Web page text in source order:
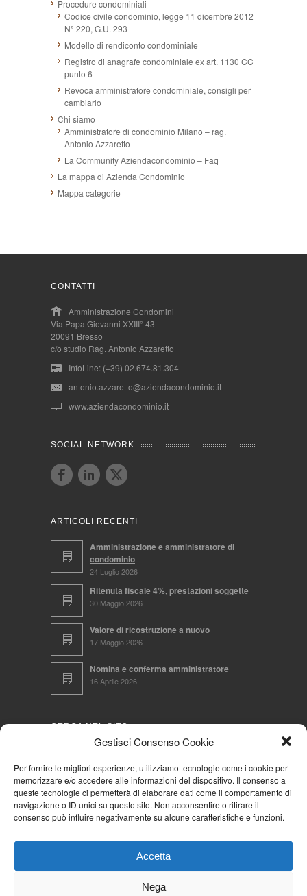
Gestisci Consenso Cookie
Per fornire le migliori esperienze, utilizziamo tecnologie come i cookie per
memorizzare e/o accedere alle informazioni del dispositivo. Il consenso a
queste tecnologie ci permetterà di elaborare dati come il comportamento di
navigazione o ID unici su questo sito. Non acconsentire o ritirare il
consenso può influire negativamente su alcune caratteristiche e funzioni.
Accetta
Nega
Procedure condominiali
Codice civile condominio, legge 11 dicembre 2012
N° 220, G.U. 293
Modello di rendiconto condominiale
Registro di anagrafe condominiale ex art. 1130 CC
punto 6
Revoca amministratore condominiale, consigli per
cambiarlo
Chi siamo
Amministratore di condominio Milano – rag.
Antonio Azzaretto
La Community Aziendacondominio – Faq
La mappa di Azienda Condominio
Mappa categorie
CONTATTI
Amministrazione Condomini
Via Papa Giovanni XXIII° 43
20091 Bresso
c/o studio Rag. Antonio Azzaretto
InfoLine: (+39) 02.674.81.304
antonio.azzaretto@aziendacondominio.it
www.aziendacondominio.it
SOCIAL NETWORK
ARTICOLI RECENTI
Amministrazione e amministratore di
condominio
24 Luglio 2026
Ritenuta fiscale 4%, prestazioni soggette
30 Maggio 2026
Valore di ricostruzione a nuovo
17 Maggio 2026
Nomina e conferma amministratore
16 Aprile 2026
CERCA NEL SITO
NAVIGA PER
Mappa completa
Cookie Policy (UE)
Iscriviti alla Community AziendaCondominio